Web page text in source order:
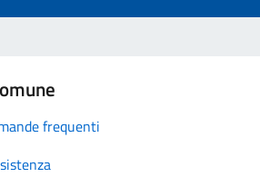
frequenti